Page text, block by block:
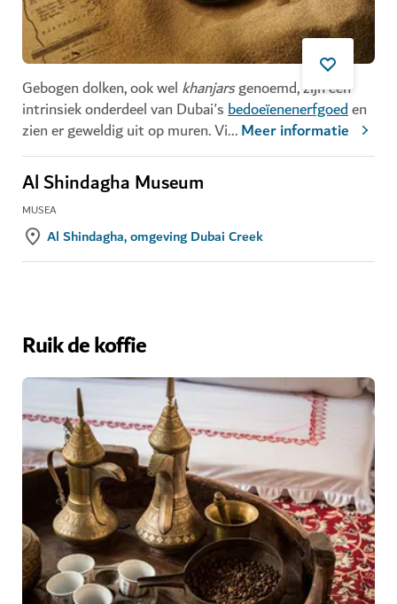
Gebogen dolken, ook wel khanjarsgenoemd, zijn een
intrinsiek onderdeel van Dubai'sbedoeïenenerfgoeden
zien er geweldig uit op muren. Vi...Meer informatie
Al Shindagha Museum
MUSEA
Al Shindagha, omgeving Dubai Creek
Ruik de koffie